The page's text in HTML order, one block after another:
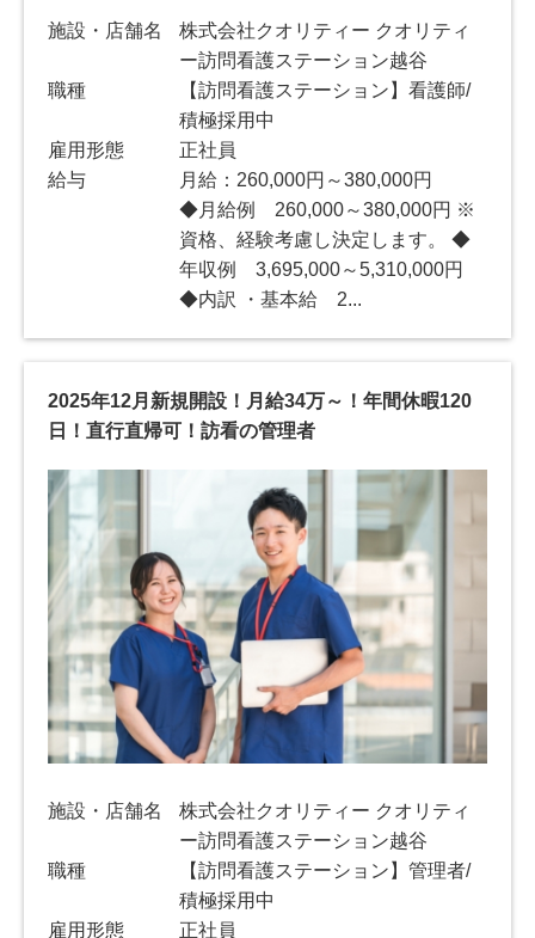
施設・店舗名
株式会社クオリティー クオリティ
ー訪問看護ステーション越谷
職種
【訪問看護ステーション】看護師/
積極採用中
雇用形態
正社員
給与
月給：260,000円～380,000円
◆月給例 260,000～380,000円 ※
資格、経験考慮し決定します。 ◆
年収例 3,695,000～5,310,000円
◆内訳 ・基本給 2...
2025年12月新規開設！月給34万～！年間休暇120
日！直行直帰可！訪看の管理者
施設・店舗名
株式会社クオリティー クオリティ
ー訪問看護ステーション越谷
職種
【訪問看護ステーション】管理者/
積極採用中
雇用形態
正社員